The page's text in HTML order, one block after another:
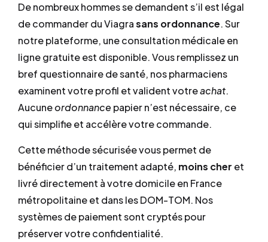
De nombreux hommes se demandent s’il est légal
de commander du Viagrasans ordonnance. Sur
notre plateforme, une consultation médicale en
ligne gratuite est disponible. Vous remplissez un
bref questionnaire de santé, nos pharmaciens
examinent votre profil et valident votreachat.
Aucuneordonnance papier n’est nécessaire, ce
qui simplifie et accélère votre commande.
Cette méthode sécurisée vous permet de
bénéficier d’un traitement adapté, moins cher et
livré directement à votre domicile en France
métropolitaine et dans les DOM-TOM. Nos
systèmes de paiement sont cryptés pour
préserver votre confidentialité.